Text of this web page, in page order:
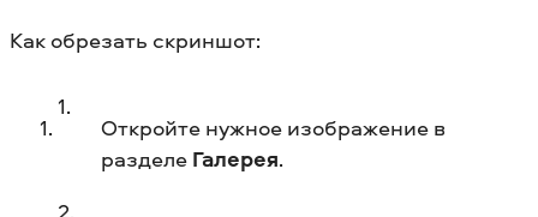
Как обрезать скриншот:
Откройте нужное изображение в
разделе Галерея.